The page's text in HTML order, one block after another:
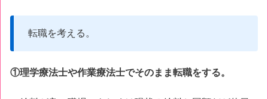
転職を考える。
①理学療法士や作業療法士でそのまま転職をする。